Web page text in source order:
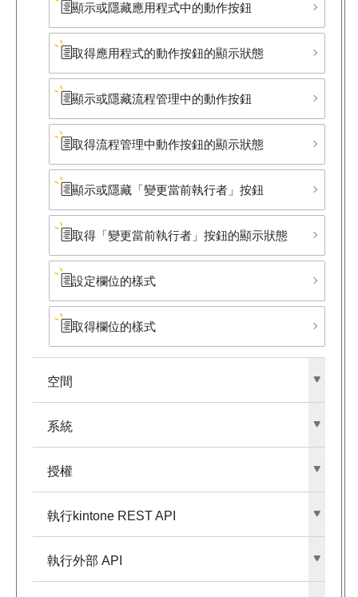
顯示或隱藏應用程式中的動作按鈕
取得應用程式的動作按鈕的顯示狀態
顯示或隱藏流程管理中的動作按鈕
取得流程管理中動作按鈕的顯示狀態
顯示或隱藏​「變更當前執行者」​按鈕
取得​「變更當前執行者」​按鈕的顯示狀態
設定欄位的樣式
取得欄位的樣式
空間
系統
授權
執行kintone REST API
執行外部​ API